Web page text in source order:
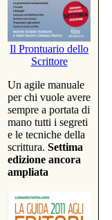
Il Prontuario dello
Scrittore
Un agile manuale
per chi vuole avere
sempre a portata di
mano tutti i segreti
e le tecniche della
scrittura. Settima
edizione ancora
ampliata